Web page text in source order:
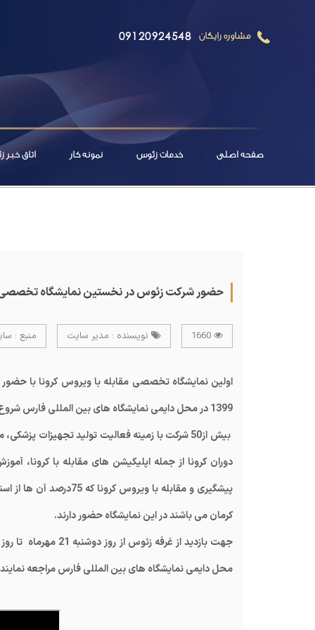
مشاوره رایگان 09120924548
صفحه اصلی خدمات زئوس نمونه کار اتاق خبر
حضور شرکت زئوس در نخستین نمایشگاه تخصصی
نویسنده : مدیر سایت منبع :
1399 در محل دایمی نمایشگاه های بین المللی فارس شروع به کار کرد.
بیش از50 شرکت با زمینه فعالیت تولید
دوران کرونا از جمله اپلیکیشن های مقابله با
کرمان می باشند در این نمایشگاه حضور دارند.
محل دایمی نمایشگاه های بین المللی فارس مراجعه